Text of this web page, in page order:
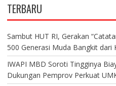
TERBARU
Sambut HUT RI, Gerakan
500 Generasi Muda Bangkit dari
IWAPI MBD Soroti Tingginya
Dukungan Pemprov Perkuat